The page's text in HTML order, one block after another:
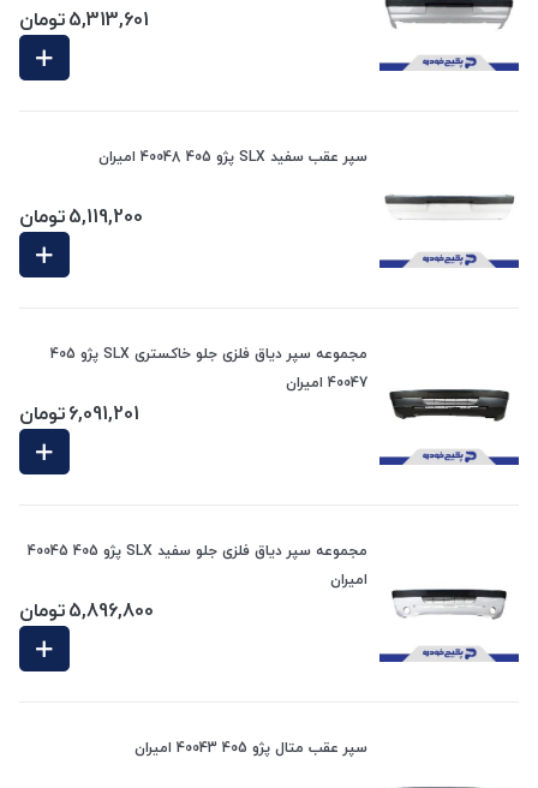
5,313,601تومان
سپر عقب سفید SLX پژو 405 40048 امیران
5,119,200تومان
مجموعه سپر دیاق فلزی جلو خاکستری SLX پژو 405
40047 امیران
6,091,201تومان
مجموعه سپر دیاق فلزی جلو سفید SLX پژو 405 40045
امیران
5,896,800تومان
سپر عقب متال پژو 405 40043 امیران